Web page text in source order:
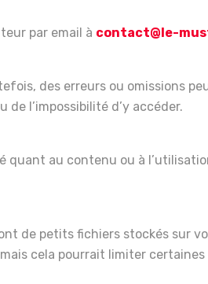
par email à contact@le-
des erreurs ou omissions
l’impossibilité d’y accéder.
quant au contenu ou à
de petits fichiers stockés sur
cela pourrait limiter